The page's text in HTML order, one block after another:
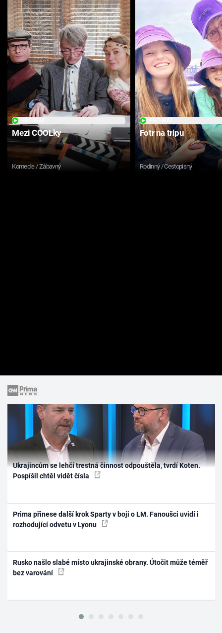
Mezi COOLky
Komedie / Zábavný
Fotr na tripu
Rodinný / Cestopisný
Ukrajincům se lehčí trestná činnost odpouštěla, tvrdí Koten.
Pospíšil chtěl vidět čísla
Prima přinese další krok Sparty v boji o LM. Fanoušci uvidí i
rozhodující odvetu v Lyonu
Rusko našlo slabé místo ukrajinské obrany. Útočit může téměř
bez varování